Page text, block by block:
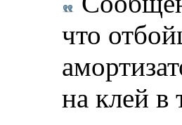
что
на клей в